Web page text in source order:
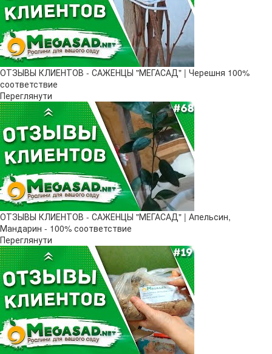
ОТЗЫВЫ КЛИЕНТОВ - САЖЕНЦЫ "МЕГАСАД" | Черешня 100%
соответствие
Переглянути
ОТЗЫВЫ КЛИЕНТОВ - САЖЕНЦЫ "МЕГАСАД" | Апельсин,
Мандарин - 100% соответствие
Переглянути